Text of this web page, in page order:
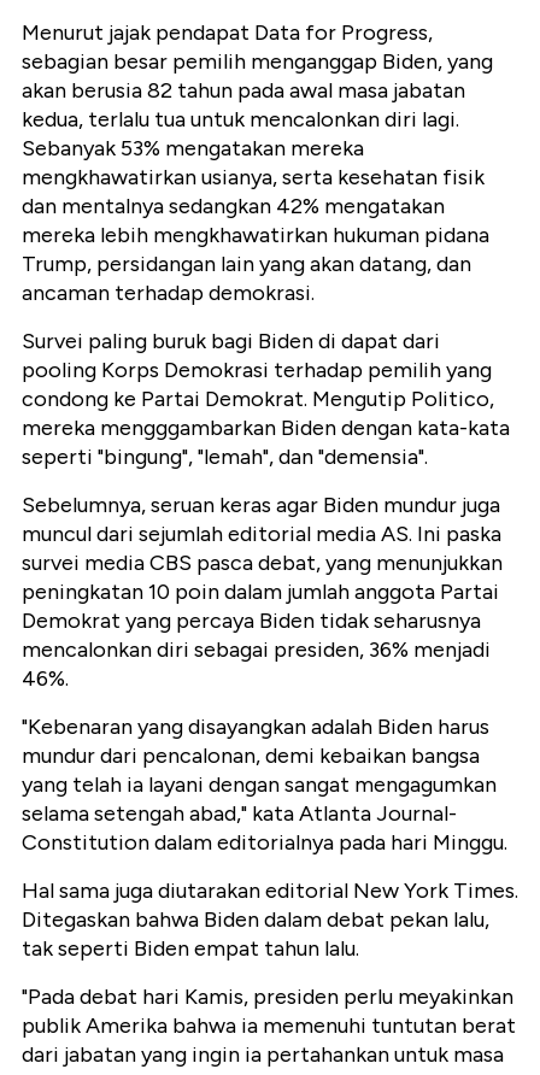
Menurut jajak pendapat Data for Progress,
sebagian besar pemilih menganggap Biden, yang
akan berusia 82 tahun pada awal masa jabatan
kedua, terlalu tua untuk mencalonkan diri lagi.
Sebanyak 53% mengatakan mereka
mengkhawatirkan usianya, serta kesehatan fisik
dan mentalnya sedangkan 42% mengatakan
mereka lebih mengkhawatirkan hukuman pidana
Trump, persidangan lain yang akan datang, dan
ancaman terhadap demokrasi.
Survei paling buruk bagi Biden di dapat dari
pooling Korps Demokrasi terhadap pemilih yang
condong ke Partai Demokrat. Mengutip Politico,
mereka mengggambarkan Biden dengan kata-kata
seperti "bingung", "lemah", dan "demensia".
Sebelumnya, seruan keras agar Biden mundur juga
muncul dari sejumlah editorial media AS. Ini paska
survei media CBS pasca debat, yang menunjukkan
peningkatan 10 poin dalam jumlah anggota Partai
Demokrat yang percaya Biden tidak seharusnya
mencalonkan diri sebagai presiden, 36% menjadi
46%.
"Kebenaran yang disayangkan adalah Biden harus
mundur dari pencalonan, demi kebaikan bangsa
yang telah ia layani dengan sangat mengagumkan
selama setengah abad," kata Atlanta Journal-
Constitution dalam editorialnya pada hari Minggu.
Hal sama juga diutarakan editorial New York Times.
Ditegaskan bahwa Biden dalam debat pekan lalu,
tak seperti Biden empat tahun lalu.
"Pada debat hari Kamis, presiden perlu meyakinkan
publik Amerika bahwa ia memenuhi tuntutan berat
dari jabatan yang ingin ia pertahankan untuk masa